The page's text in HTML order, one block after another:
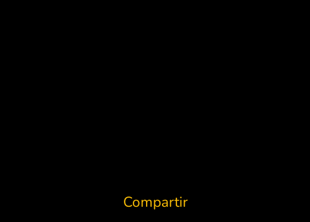
Compartir